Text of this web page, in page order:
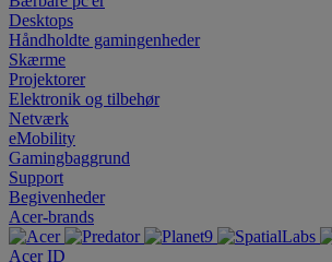
Desktops
Håndholdte gamingenheder
Skærme
Projektorer
Elektronik og tilbehør
Netværk
eMobility
Gamingbaggrund
Support
Begivenheder
Acer-brands
Acer ID